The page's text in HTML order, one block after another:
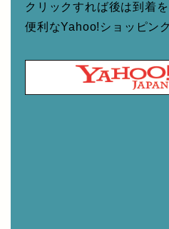
クリックすれば後は到着
便利なYahoo!ショッピング